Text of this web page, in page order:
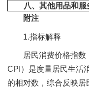
八、其他用品和服
附注
1.指标解释
居民消费价格指
CPI）是度量居民生活
的相对数，综合反映